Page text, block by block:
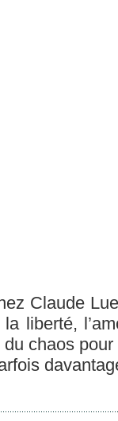
Claude
liberté,
chaos